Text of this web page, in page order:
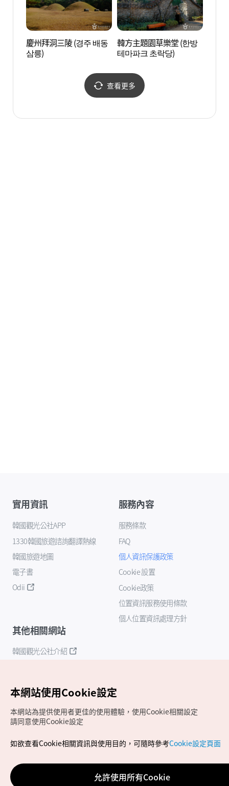
慶州拜洞三陵 (경주 배동
삼릉)
韓方主題園草樂堂 (한방
테마파크 초락당)
查看更多
實用資訊
韓國觀光公社APP
1330韓國旅遊諮詢翻譯熱線
韓國旅遊地圖
電子書
Odii
服務內容
服務條款
FAQ
個人資訊保護政策
Cookie 設置
Cookie政策
位置資訊服務使用條款
個人位置資訊處理方針
其他相關網站
韓國觀光公社介紹
Copyrights (c) 韓國觀光公社版權所有
如有相關疑問或建議，歡迎來信至官方信箱
chinese_big5@knto.or.kr
本網站使用Cookie設定
本網站為提供使用者更佳的使用體驗，使用Cookie相關設定
請同意使用Cookie設定
如欲查看Cookie相關資訊與使用目的，可隨時參考Cookie設定頁面
允許使用所有Cookie